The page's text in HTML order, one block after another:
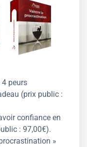
peurs
(prix public :
confiance en
: 97,00€).
»